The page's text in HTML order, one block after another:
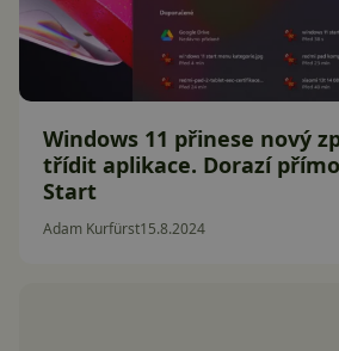
Windows 11 přinese nový
třídit aplikace. Dorazí
Start
Adam Kurfürst15.8.2024